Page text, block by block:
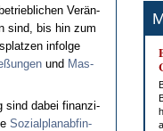
Ver­än­
sind, bis hin zum
in­fol­ge
und Mas­
sind da­bei fi­nan­zi­
So­zi­al­plan­ab­fin­